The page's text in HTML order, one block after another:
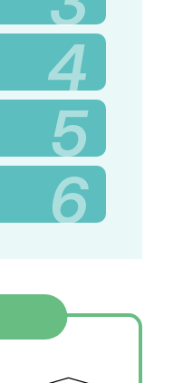
4
5
6